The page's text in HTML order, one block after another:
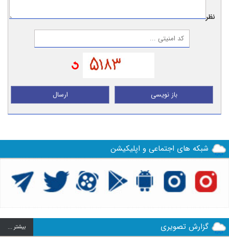
نظر:
ارسال باز نویسی
شبکه های اجتماعی و اپلیکیشن
گزارش تصویری بيشتر ...